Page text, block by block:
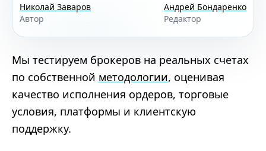
Николай Заваров
Автор
Андрей Бондаренко
Редактор
Мы тестируем брокеров на реальных счетах
по собственной методологии, оценивая
качество исполнения ордеров, торговые
условия, платформы и клиентскую
поддержку.